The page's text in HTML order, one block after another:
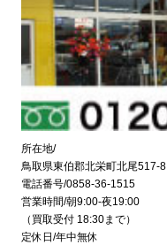
所在地/
鳥取県東伯郡北栄町北尾517-8
電話番号/0858-36-1515
営業時間/朝9:00-夜19:00
（買取受付 18:30まで）
定休日/年中無休